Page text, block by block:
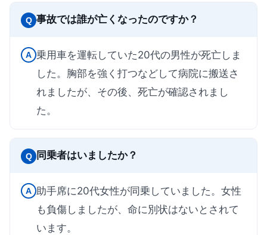
Q 事故では誰が亡くなったのですか？
A 乗用車を運転していた20代の男性が死亡しま
した。胸部を強く打つなどして病院に搬送さ
れましたが、その後、死亡が確認されまし
た。
Q 同乗者はいましたか？
A 助手席に20代女性が同乗していました。女性
も負傷しましたが、命に別状はないとされて
います。